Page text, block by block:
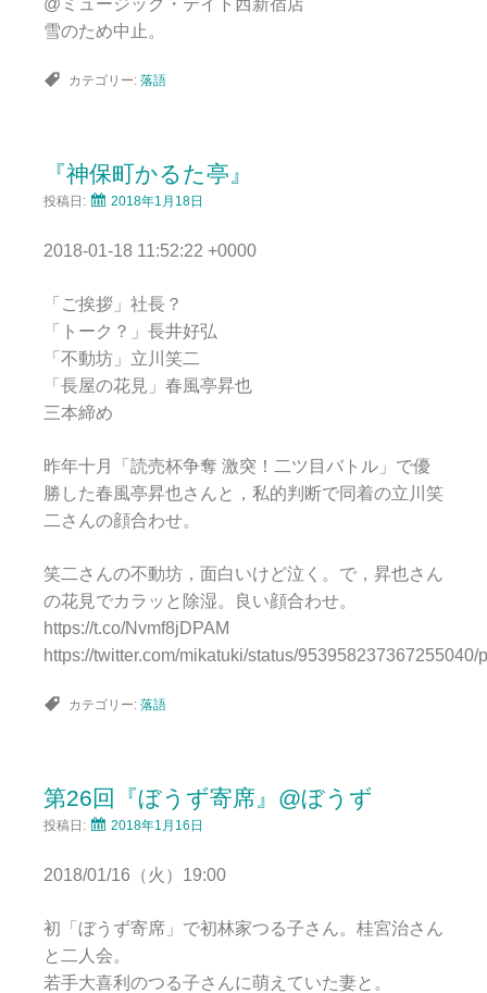
雪のため中止。
カテゴリー: 落語
『神保町かるた亭』
投稿日: 2018年1月18日
2018-01-18 11:52:22 +0000
「ご挨拶」社長？
「トーク？」長井好弘
「不動坊」立川笑二
「長屋の花見」春風亭昇也
三本締め
昨年十月「読売杯争奪 激突！二ツ目バトル」で優
勝した春風亭昇也さんと，私的判断で同着の立川笑
二さんの顔合わせ。
笑二さんの不動坊，面白いけど泣く。で，昇也さん
の花見でカラッと除湿。良い顔合わせ。
https://t.co/Nvmf8jDPAM
https://twitter.com/mikatuki/status/953958237367255040/
カテゴリー: 落語
第26回『ぼうず寄席』@ぼうず
投稿日: 2018年1月16日
2018/01/16（火）19:00
初「ぼうず寄席」で初林家つる子さん。桂宮治さん
と二人会。
若手大喜利のつる子さんに萌えていた妻と。